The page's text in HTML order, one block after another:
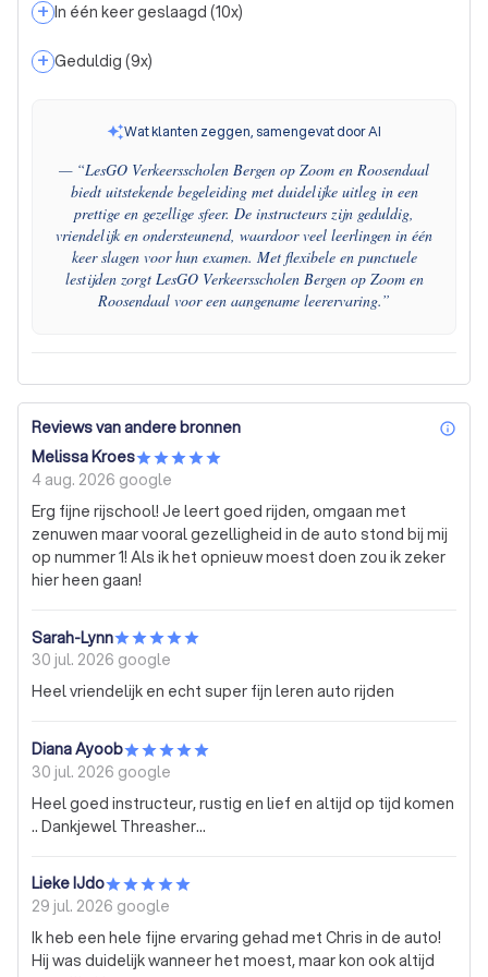
+ In één keer geslaagd (10x)
+ Geduldig (9x)
Wat klanten zeggen, samengevat door AI
— “LesGO Verkeersscholen Bergen op Zoom en Roosendaal
biedt uitstekende begeleiding met duidelijke uitleg in een
prettige en gezellige sfeer. De instructeurs zijn geduldig,
vriendelijk en ondersteunend, waardoor veel leerlingen in één
keer slagen voor hun examen. Met flexibele en punctuele
lestijden zorgt LesGO Verkeersscholen Bergen op Zoom en
Roosendaal voor een aangename leerervaring.”
Reviews van andere bronnen
Melissa Kroes
4 aug. 2026 google
Erg fijne rijschool! Je leert goed rijden, omgaan met
zenuwen maar vooral gezelligheid in de auto stond bij mij
op nummer 1! Als ik het opnieuw moest doen zou ik zeker
hier heen gaan!
Sarah-Lynn
30 jul. 2026 google
Heel vriendelijk en echt super fijn leren auto rijden
Diana Ayoob
30 jul. 2026 google
Heel goed instructeur, rustig en lief en altijd op tijd komen
.. Dankjewel Threasher...
Lieke IJdo
29 jul. 2026 google
Ik heb een hele fijne ervaring gehad met Chris in de auto!
Hij was duidelijk wanneer het moest, maar kon ook altijd